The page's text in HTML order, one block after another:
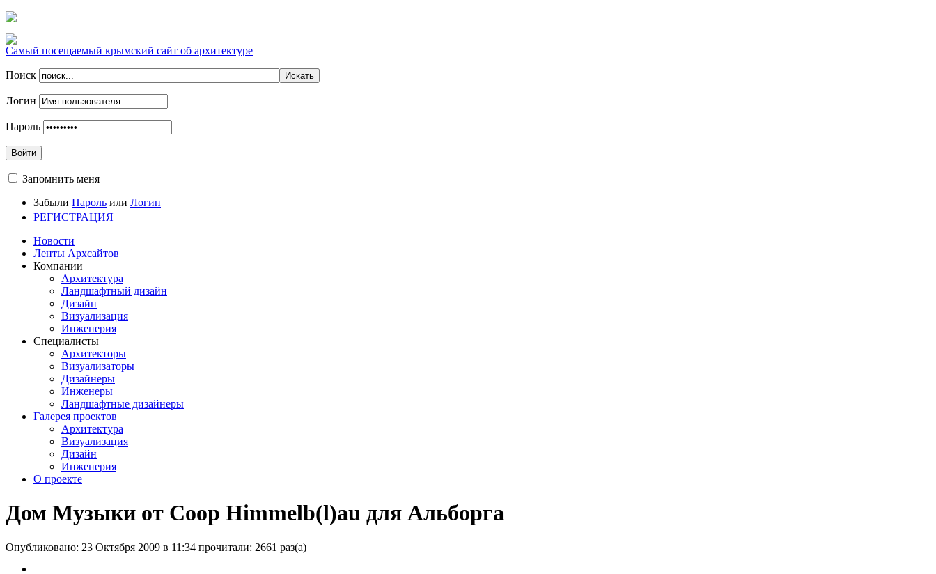
Самый посещаемый крымский сайт об архитектуре
Поиск
Логин
Пароль
Войти
Запомнить меня
Забыли Пароль или Логин
РЕГИСТРАЦИЯ
Новости
Ленты Архсайтов
Компании
Архитектура
Ландшафтный дизайн
Дизайн
Визуализация
Инженерия
Специалисты
Архитекторы
Визуализаторы
Дизайнеры
Инженеры
Ландшафтные дизайнеры
Галерея проектов
Архитектура
Визуализация
Дизайн
Инженерия
О проекте
Дом Музыки от Coop Himmelb(l)au для Альборга
Опубликовано: 23 Октября 2009 в 11:34 прочитали: 2661 раз(а)